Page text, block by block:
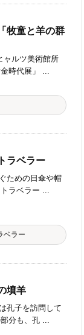
牧童と羊の群
ャルツ美術館所
時代展」 ...
ラベラー
ための日傘や帽
ラベラー ...
ベラー
墳羊
孔子を訪問して
分も、孔 ...